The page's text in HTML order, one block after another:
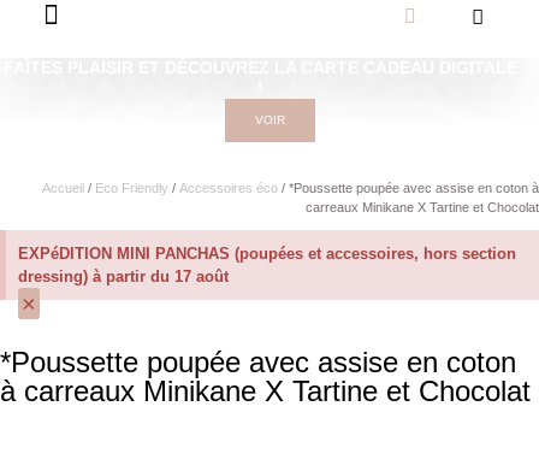
VOIR
Accueil / Eco Friendly / Accessoires éco / *Poussette poupée avec assise en coton à
carreaux Minikane X Tartine et Chocolat
EXPéDITION MINI PANCHAS (poupées et accessoires, hors section
dressing) à partir du 17 août
×
*Poussette poupée avec assise en coton
à carreaux Minikane X Tartine et Chocolat